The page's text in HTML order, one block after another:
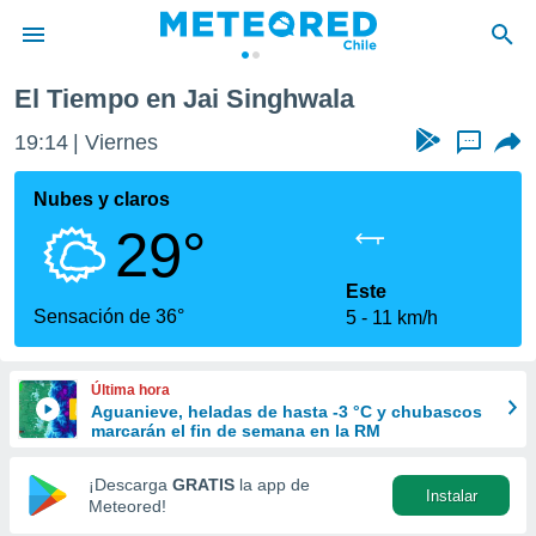
de
por
que se
calidad.
a este
las
y
forma
digital
basada
El Tiempo en Jai Singhwala
19:14 Viernes ...
Nubes y claros
29°
Sensación de 36°
Este
5
11 km/h
Última hora
Aguanieve, heladas de hasta -3 °C y chubascos
marcarán el fin de semana en la RM
¡Descarga GRATIS la app de
Meteored!
Instalar